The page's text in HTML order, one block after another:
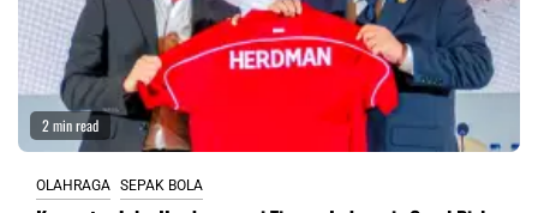
2 min read
OLAHRAGA SEPAK BOLA